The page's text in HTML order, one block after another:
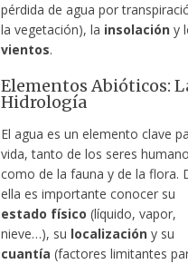
pérdida de agua por
la vegetación), la insolación y
vientos.
Elementos Abióticos:
Hidrología
El agua es un elemento clave
vida, tanto de los seres
como de la fauna y de la flora.
ella es importante conocer su
estado físico (líquido, vapor,
nieve…), su localización y su
cuantía (factores limitantes